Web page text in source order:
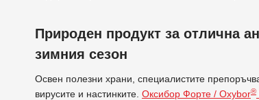
Природен продукт за отлична
зимния сезон
Освен полезни храни, специалистите
вирусите и настинките. Оксибор Форте / Oxybor®